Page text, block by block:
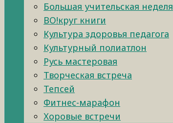
Большая учительская неделя
ВО!круг книги
Культура здоровья педагога
Культурный полиатлон
Русь мастеровая
Творческая встреча
Тепсей
Фитнес-марафон
Хоровые встречи